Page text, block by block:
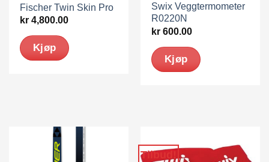
Fischer Twin Skin Pro
kr 4,800.00
Kjøp
Swix Veggtermometer
R0220N
kr 600.00
Kjøp
Tilbud!